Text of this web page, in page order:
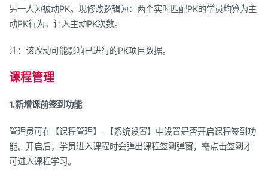
另一人为被动PK。现修改逻辑为：两个实时匹配PK的学员均算为主
动PK行为，计入主动PK次数。
注：该改动可能影响已进行的PK项目数据。
课程管理
1.新增课前签到功能
管理员可在【课程管理】 –【系统设置】中设置是否开启课程签到功
能。开启后，学员进入课程时会弹出课程签到弹窗，需点击签到才
可进入课程学习。